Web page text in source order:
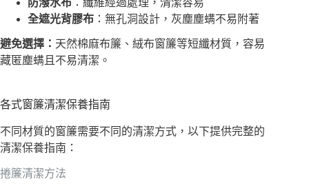
全遮光背膠布 ：無孔洞設計，灰塵塵螨不易附著
避免選擇： 天然棉麻布簾、絨布窗簾等短纖材質，容易
藏匿塵螨且不易清潔。
各式窗簾清潔保養指南
不同材質的窗簾需要不同的清潔方式，以下提供完整的
清潔保養指南：
捲簾清潔方法